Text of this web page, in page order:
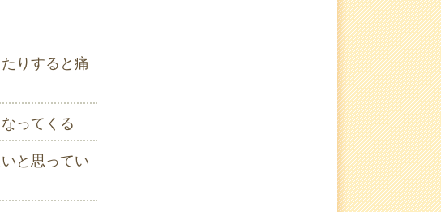
りすると痛
ってくる
と思ってい